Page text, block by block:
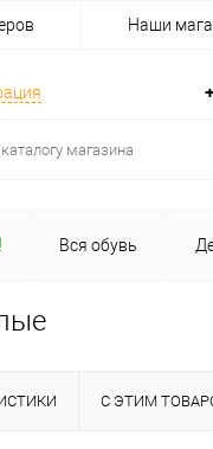
Наши
Вся обувь
С ЭТИМ